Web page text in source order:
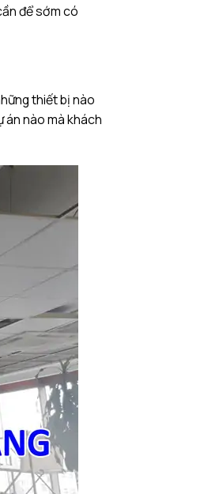
để sớm có
thiết bị nào
án nào mà khách